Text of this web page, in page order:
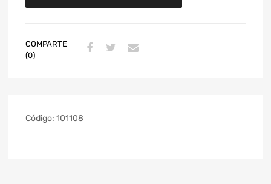
COMPARTE
(0)
Código: 101108